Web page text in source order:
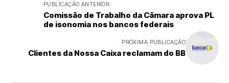
PUBLICAÇÃO ANTERIOR
Comissão de Trabalho da Câmara aprova PL
de isonomia nos bancos federais
PRÓXIMA PUBLICAÇÃO
Clientes da Nossa Caixa reclamam do BB